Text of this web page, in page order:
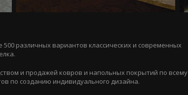
различных вариантов классических и современных
и продажей ковров и напольных покрытий по всему
по созданию индивидуального дизайна.